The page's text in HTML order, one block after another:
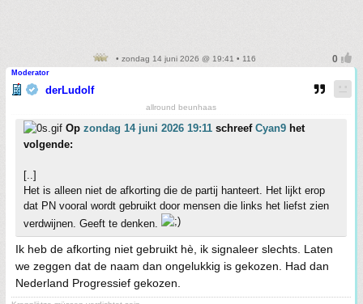
• zondag 14 juni 2026 @ 19:41 • 116
Moderator
derLudolf
allround beunhaas
Op zondag 14 juni 2026 19:11 schreef Cyan9 het
volgende:
[..]
Het is alleen niet de afkorting die de partij hanteert. Het lijkt erop
dat PN vooral wordt gebruikt door mensen die links het liefst zien
verdwijnen. Geeft te denken.
Ik heb de afkorting niet gebruikt hè, ik signaleer slechts. Laten
we zeggen dat de naam dan ongelukkig is gekozen. Had dan
Nederland Progressief gekozen.